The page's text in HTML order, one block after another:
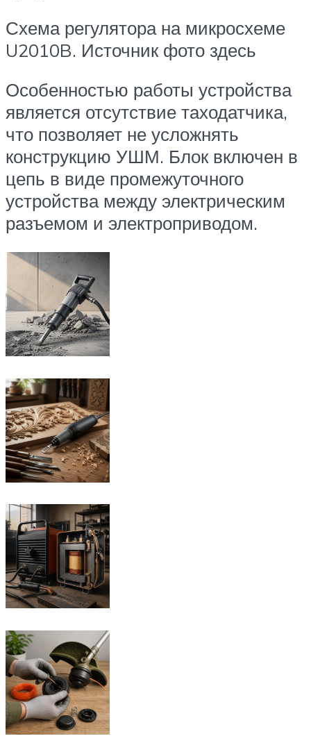
Схема регулятора на микросхеме
U2010B. Источник фото здесь
Особенностью работы устройства
является отсутствие таходатчика,
что позволяет не усложнять
конструкцию УШМ. Блок включен в
цепь в виде промежуточного
устройства между электрическим
разъемом и электроприводом.